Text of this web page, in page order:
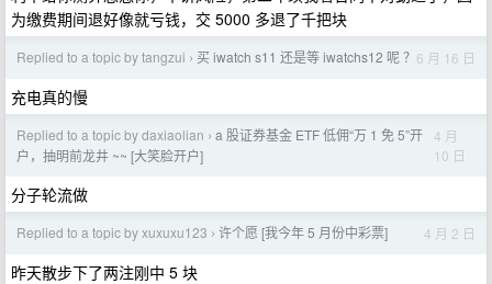
为缴费期间退好像就亏钱，交 5000 多退了千把块
Replied to a topic by tangzui › 买 iwatch s11 还是等 iwatchs12 呢 ？ 6 月 16 日
充电真的慢
Replied to a topic by daxiaolian › a 股证券基金 ETF 低佣“万 1 免 5”开
户，抽明前龙井 ~~ [大笑脸开户]
4 月
10 日
分子轮流做
Replied to a topic by xuxuxu123 › 许个愿 [我今年 5 月份中彩票] 4 月 2 日
昨天散步下了两注刚中 5 块